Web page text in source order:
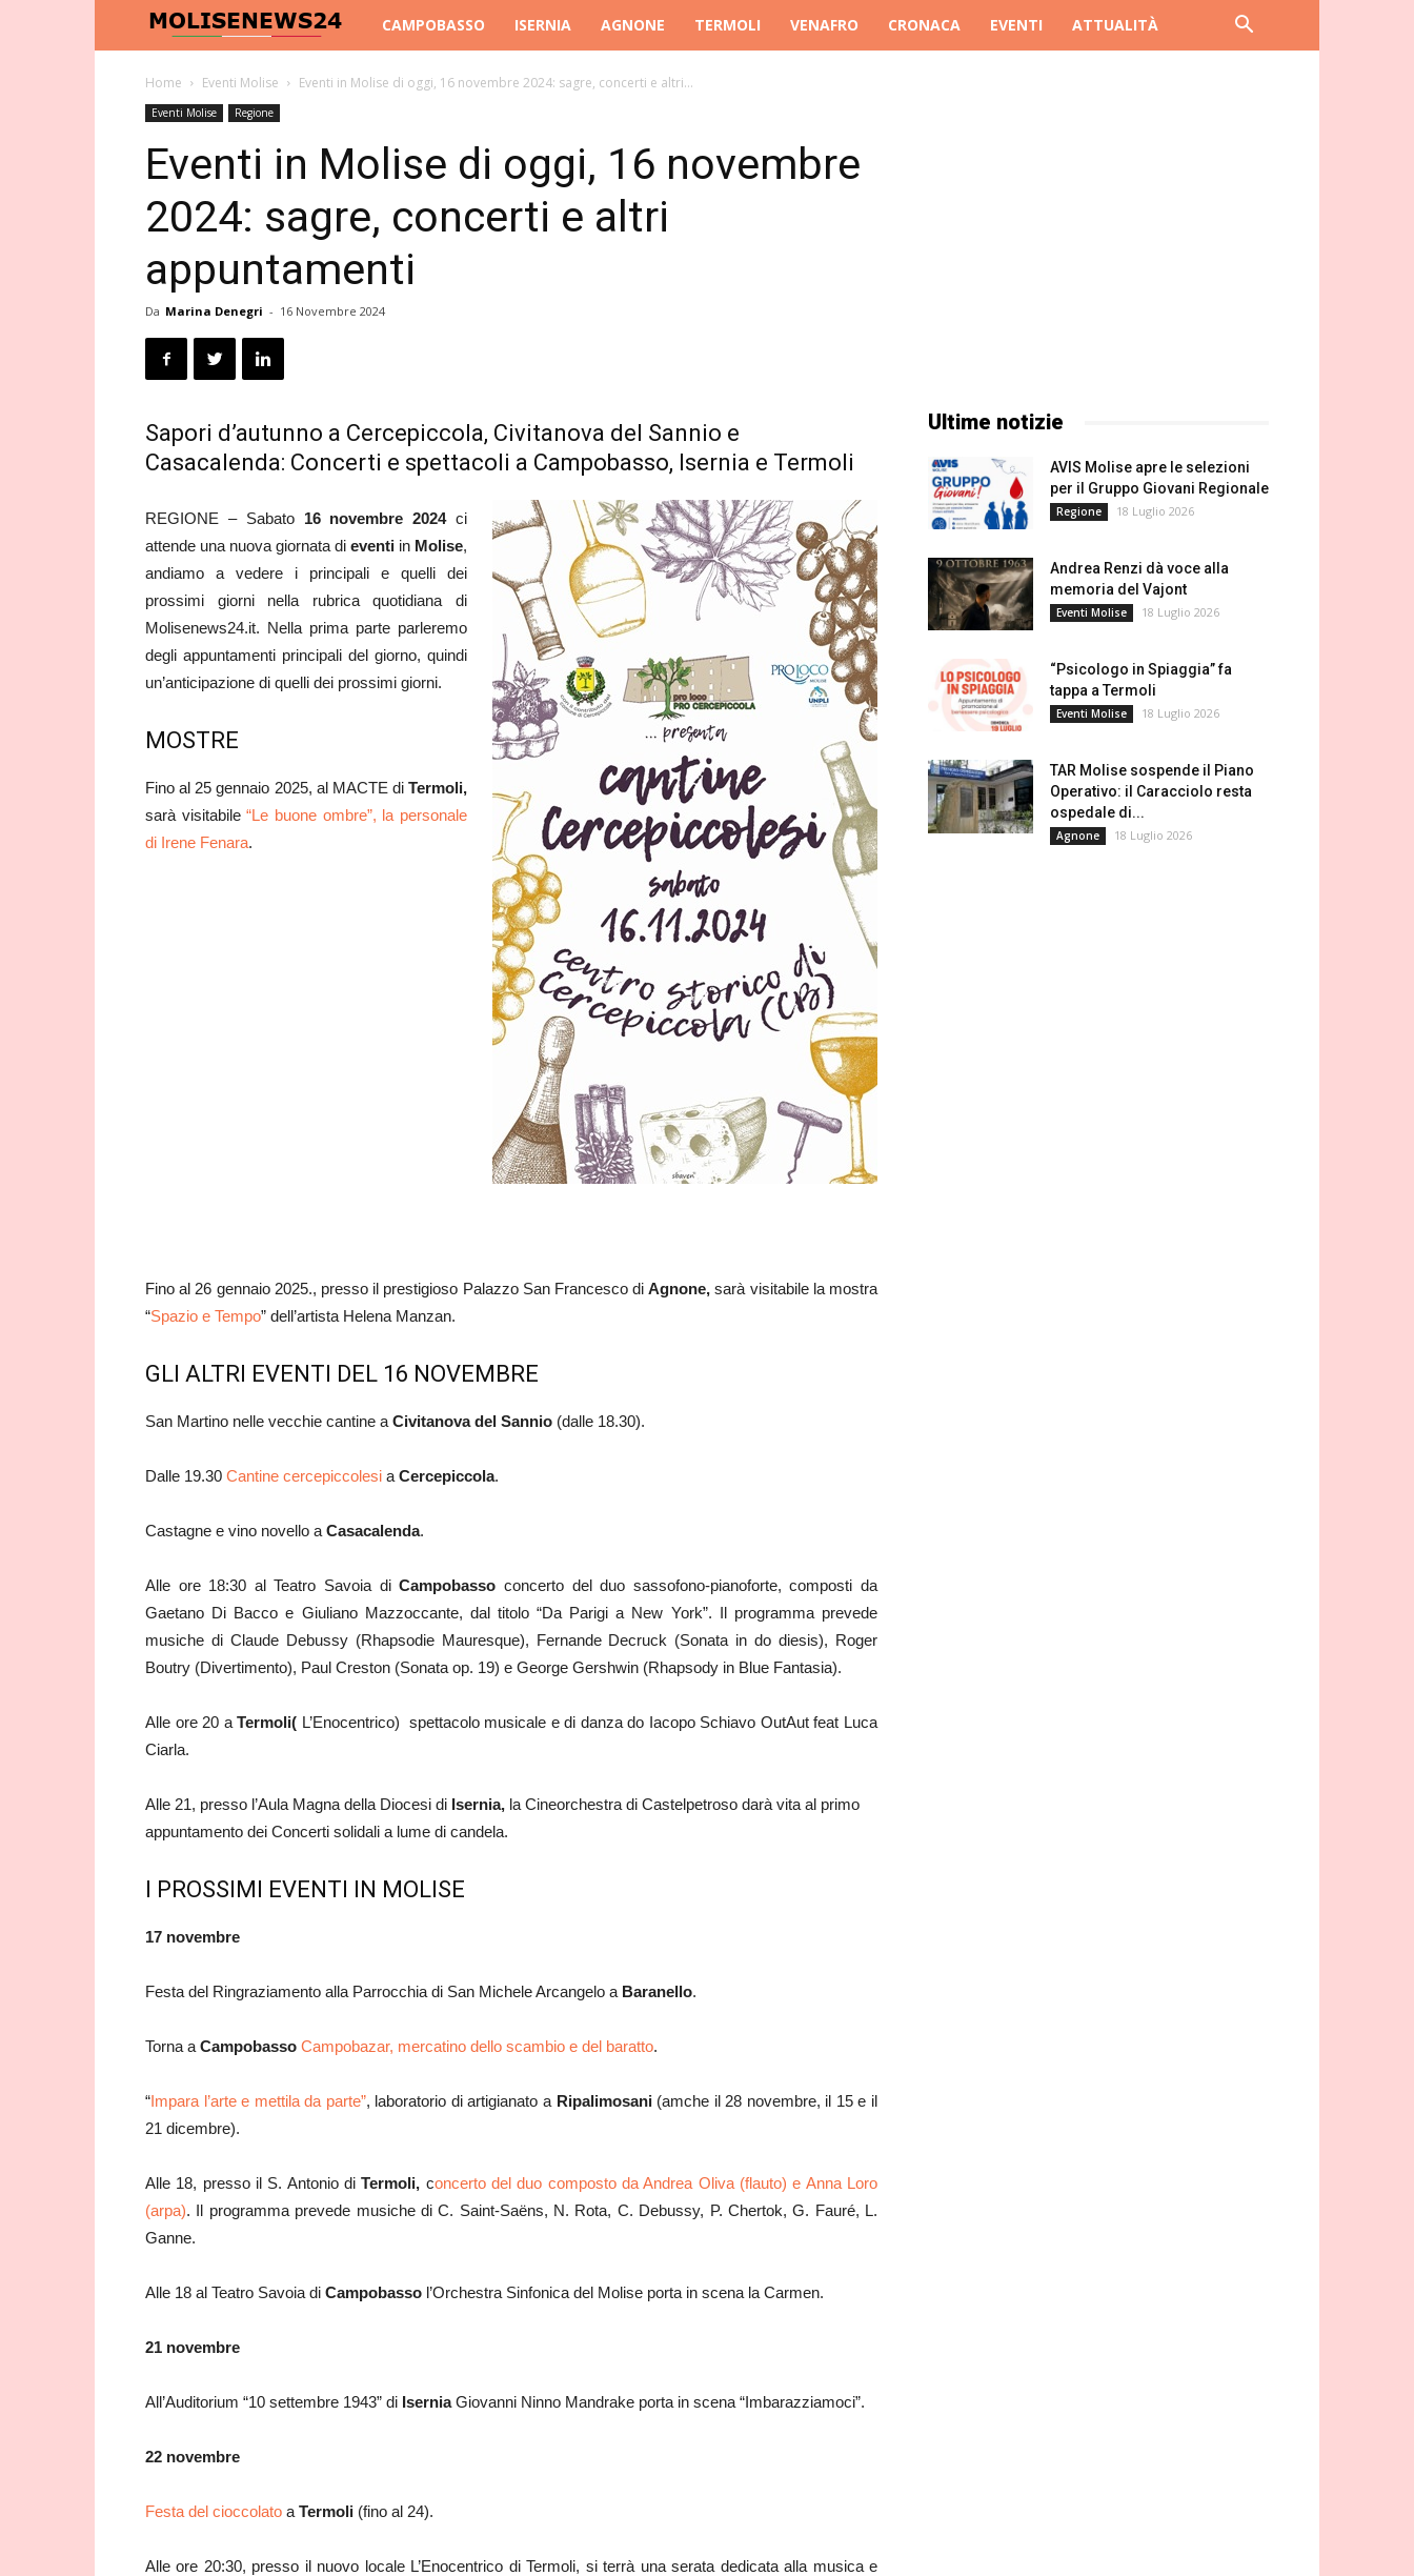
Molise
News
CAMPOBASSO ISERNIA AGNONE TERMOLI VENAFRO CRONACA EVENTI ATTUALITÀ
Home Eventi Molise Eventi in Molise di oggi, 16 novembre 2024: sagre, concerti e altri...
Eventi Molise Regione
Eventi in Molise di oggi, 16 novembre
2024: sagre, concerti e altri
appuntamenti
Da Marina Denegri - 16 Novembre 2024
Sapori d’autunno a Cercepiccola, Civitanova del Sannio e
Casacalenda: Concerti e spettacoli a Campobasso, Isernia e Termoli
REGIONE – Sabato 16 novembre 2024 ci
attende una nuova giornata di eventi in Molise,
andiamo a vedere i principali e quelli dei
prossimi giorni nella rubrica quotidiana di
Molisenews24.it. Nella prima parte parleremo
degli appuntamenti principali del giorno, quindi
un’anticipazione di quelli dei prossimi giorni.
MOSTRE
Fino al 25 gennaio 2025, al MACTE di Termoli,
sarà visitabile“Le buone ombre”, la personale
di Irene Fenara.
Fino al 26 gennaio 2025., presso il prestigioso Palazzo San Francesco diAgnone, sarà visitabile la mostra
“Spazio e Tempo” dell’artista Helena Manzan.
GLI ALTRI EVENTI DEL 16 NOVEMBRE
San Martino nelle vecchie cantine a Civitanova del Sannio (dalle 18.30).
Dalle 19.30 Cantine cercepiccolesi a Cercepiccola.
Castagne e vino novello a Casacalenda.
Alle ore 18:30 al Teatro Savoia diCampobasso concerto del duo sassofono-pianoforte, composti da
Gaetano Di Bacco e Giuliano Mazzoccante, dal titolo “Da Parigi a New York”. Il programma prevede
musiche di Claude Debussy (Rhapsodie Mauresque), Fernande Decruck (Sonata in do diesis), Roger
Boutry (Divertimento), Paul Creston (Sonata op. 19) e George Gershwin (Rhapsody in Blue Fantasia).
Alle ore 20 aTermoli( L’Enocentrico) spettacolo musicale e di danza do Iacopo Schiavo OutAut feat Luca
Ciarla.
Alle 21, presso l’Aula Magna della Diocesi di Isernia, la Cineorchestra di Castelpetroso darà vita al primo
appuntamento dei Concerti solidali a lume di candela.
I PROSSIMI EVENTI IN MOLISE
17 novembre
Festa del Ringraziamento alla Parrocchia di San Michele Arcangelo a Baranello.
Torna a Campobasso Campobazar, mercatino dello scambio e del baratto.
“Impara l’arte e mettila da parte”, laboratorio di artigianato a Ripalimosani(amche il 28 novembre, il 15 e il
21 dicembre).
Alle 18, presso il S. Antonio diTermoli, concerto del duo composto da Andrea Oliva (flauto) e Anna Loro
(arpa). Il programma prevede musiche di C. Saint-Saëns, N. Rota, C. Debussy, P. Chertok, G. Fauré, L.
Ganne.
Alle 18 al Teatro Savoia di Campobasso l’Orchestra Sinfonica del Molise porta in scena la Carmen.
21 novembre
All’Auditorium “10 settembre 1943” di IserniaGiovanni Ninno Mandrake porta in scena “Imbarazziamoci”.
22 novembre
Festa del cioccolato a Termoli (fino al 24).
Alle ore 20:30, presso il nuovo locale L’Enocentrico di Termoli, si terrà una serata dedicata alla musica e
Ultime notizie
AVIS Molise apre le selezioni
per il Gruppo Giovani Regionale
Regione 18 Luglio 2026
Andrea Renzi dà voce alla
memoria del Vajont
Eventi Molise 18 Luglio 2026
“Psicologo in Spiaggia” fa
tappa a Termoli
Eventi Molise 18 Luglio 2026
TAR Molise sospende il Piano
Operativo: il Caracciolo resta
ospedale di...
Agnone 18 Luglio 2026